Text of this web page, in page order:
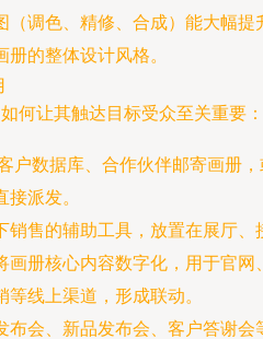
（调色、精修、合成）能大幅提
的整体设计风格。
何让其触达目标受众至关重要：
户数据库、合作伙伴邮寄画册
派发。
销售的辅助工具，放置在展厅、
画册核心内容数字化，用于官网
线上渠道，形成联动。
布会、新品发布会、客户答谢会